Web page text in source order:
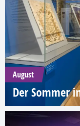
August
Der Sommer